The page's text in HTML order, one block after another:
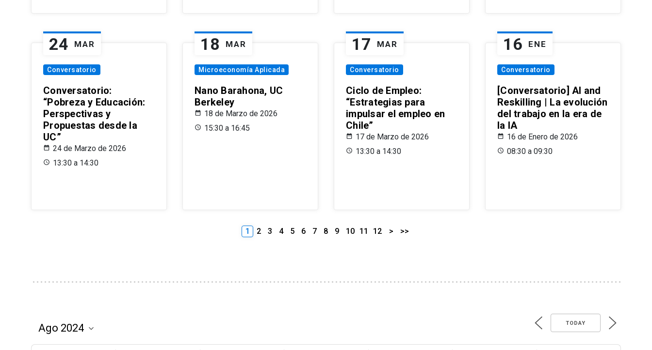
24 MAR
Conversatorio
Conversatorio:
“Pobreza y Educación:
Perspectivas y
Propuestas desde la
UC”
24 de Marzo de 2026
13:30 a 14:30
18 MAR
Microeconomía Aplicada
Nano Barahona, UC
Berkeley
18 de Marzo de 2026
15:30 a 16:45
17 MAR
Conversatorio
Ciclo de Empleo:
“Estrategias para
impulsar el empleo en
Chile”
17 de Marzo de 2026
13:30 a 14:30
16 ENE
Conversatorio
[Conversatorio] AI and
Reskilling | La evolución
del trabajo en la era de
la IA
16 de Enero de 2026
08:30 a 09:30
1 2 3 4 5 6 7 8 9 10 11 12 > >>
TODAY